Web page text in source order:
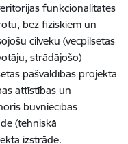
funkcionalitātes
bez fiziskiem un
cilvēku (vecpilsētas
strādājošo)
pašvaldības projekta
attīstības un
būvniecības
(tehniskā
izstrāde.